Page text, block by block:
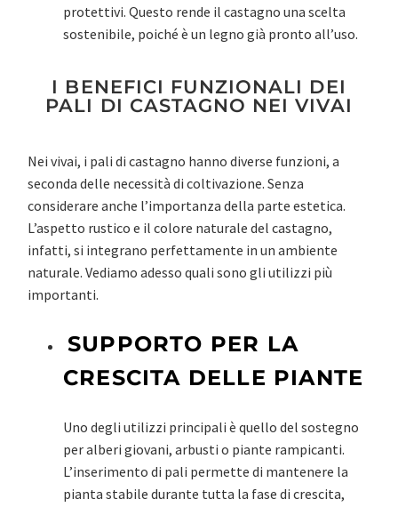
protettivi. Questo rende il castagno una scelta
sostenibile, poiché è un legno già pronto all’uso.
I BENEFICI FUNZIONALI DEI
PALI DI CASTAGNO NEI VIVAI
Nei vivai, i pali di castagno hanno diverse funzioni, a
seconda delle necessità di coltivazione. Senza
considerare anche l’importanza della parte estetica.
L’aspetto rustico e il colore naturale del castagno,
infatti, si integrano perfettamente in un ambiente
naturale. Vediamo adesso quali sono gli utilizzi più
importanti.
SUPPORTO PER LA
CRESCITA DELLE PIANTE
Uno degli utilizzi principali è quello del sostegno
per alberi giovani, arbusti o piante rampicanti.
L’inserimento di pali permette di mantenere la
pianta stabile durante tutta la fase di crescita,